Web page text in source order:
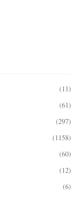
(11)
(61)
(297)
(1158)
(60)
(12)
(6)